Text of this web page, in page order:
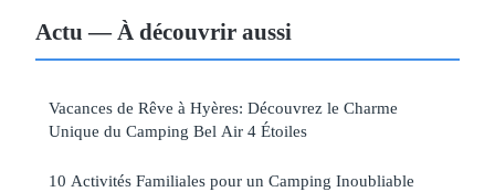
Actu — À découvrir aussi
Vacances de Rêve à Hyères: Découvrez le Charme
Unique du Camping Bel Air 4 Étoiles
10 Activités Familiales pour un Camping Inoubliable